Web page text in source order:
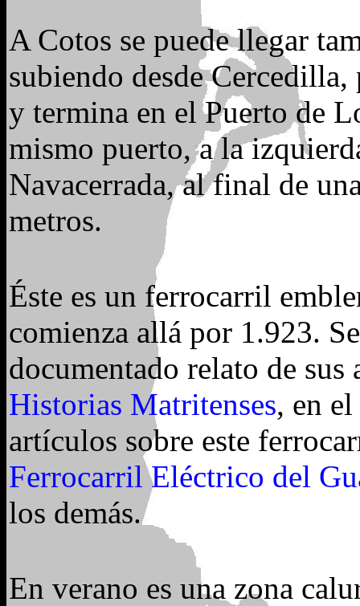
A Cotos se puede llegar
subiendo desde
y termina en el Puerto de
mismo puerto, a la
Navacerrada, al final de
metros.
Éste es un ferrocarril
comienza allá por 1.923.
documentado relato de
Historias Matritenses, en
artículos sobre este
Ferrocarril Eléctrico del
los demás.
En verano es una zona